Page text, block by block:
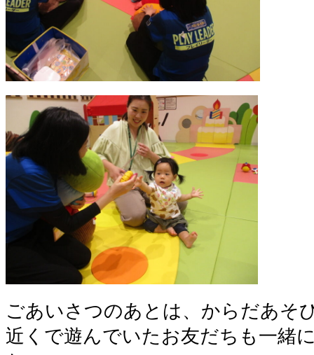
ごあいさつのあとは、からだあそ
近くで遊んでいたお友だちも一緒